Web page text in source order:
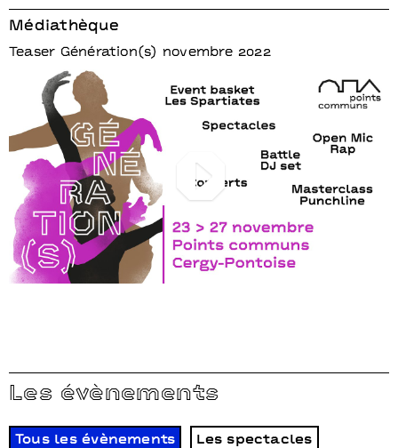
Médiathèque
Teaser Génération(s) novembre 2022
Les évènements
Tous les évènements Les spectacles